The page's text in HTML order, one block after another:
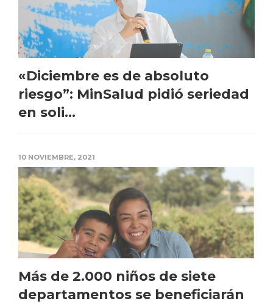
«Diciembre es de absoluto
riesgo”: MinSalud pidió seriedad
en soli...
10 NOVIEMBRE, 2021
Más de 2.000 niños de siete
departamentos se beneficiarán